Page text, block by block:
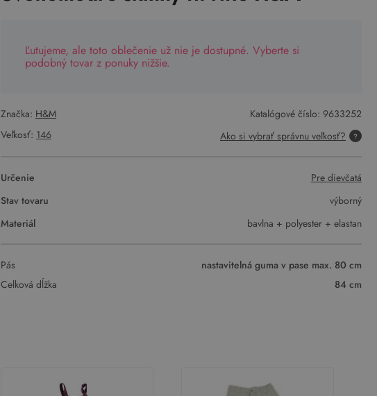
Ľutujeme, ale toto oblečenie už nie je dostupné. Vyberte si
podobný tovar z ponuky nižšie.
Značka: H&M Katalógové číslo: 9633252
Veľkosť: 146 Ako si vybrať správnu veľkosť?
Určenie
Pre dievčatá
Stav tovaru
výborný
Materiál
bavlna + polyester + elastan
Pás
nastavitelná guma v pase max. 80 cm
Celková dĺžka
84 cm